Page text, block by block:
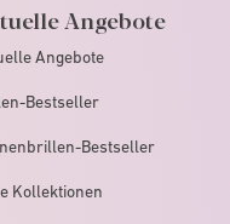
Angebote
Angebote
Bestseller
Bestseller
Kollektionen